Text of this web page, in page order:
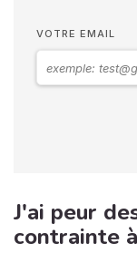
VOTRE EMAIL
J'ai peur
contrainte